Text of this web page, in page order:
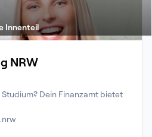
Innenteil
NRW
Dein Finanzamt bietet